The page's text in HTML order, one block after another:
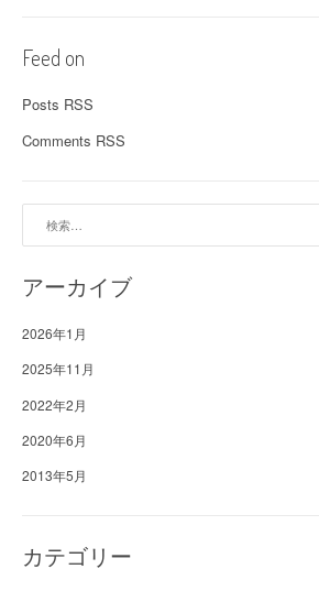
Feed on
Posts RSS
Comments RSS
アーカイブ
2026年1月
2025年11月
2022年2月
2020年6月
2013年5月
カテゴリー